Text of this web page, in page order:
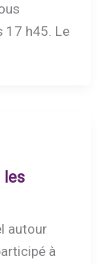
17 h45. Le
les
autour
à